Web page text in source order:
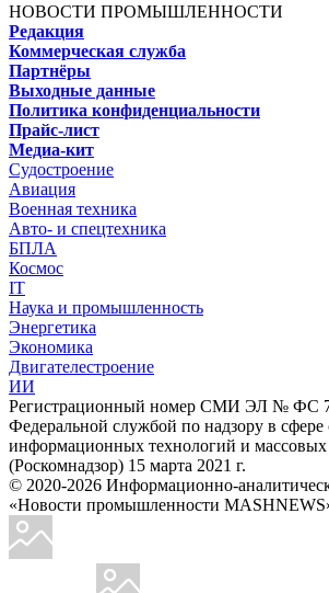
НОВОСТИ ПРОМЫШЛЕННОСТИ
Редакция
Коммерческая служба
Партнёры
Выходные данные
Политика конфиденциальности
Прайс-лист
Медиа-кит
Судостроение
Авиация
Военная техника
Авто- и спецтехника
БПЛА
Космос
IT
Наука и промышленность
Энергетика
Экономика
Двигателестроение
ИИ
Регистрационный номер СМИ ЭЛ № ФС
Федеральной службой по надзору в сфере
информационных технологий и
(Роскомнадзор) 15 марта 2021 г.
© 2020-2026 Информационно-
«Новости промышленности